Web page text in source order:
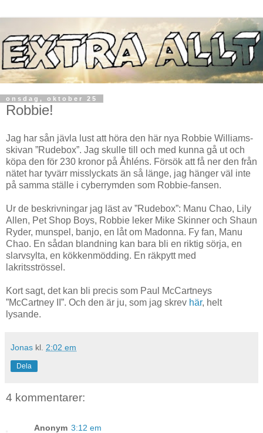
onsdag, oktober 25
Robbie!
Jag har sån jävla lust att höra den här nya Robbie Williams-
skivan ”Rudebox”. Jag skulle till och med kunna gå ut och
köpa den för 230 kronor på Åhléns. Försök att få ner den från
nätet har tyvärr misslyckats än så länge, jag hänger väl inte
på samma ställe i cyberrymden som Robbie-fansen.
Ur de beskrivningar jag läst av ”Rudebox”: Manu Chao, Lily
Allen, Pet Shop Boys, Robbie leker Mike Skinner och Shaun
Ryder, munspel, banjo, en låt om Madonna. Fy fan, Manu
Chao. En sådan blandning kan bara bli en riktig sörja, en
slarvsylta, en kökkenmödding. En räkpytt med
lakritsströssel.
Kort sagt, det kan bli precis som Paul McCartneys
”McCartney II”. Och den är ju, som jag skrev här, helt
lysande.
Jonas kl. 2:02 em
Dela
4 kommentarer:
Anonym 3:12 em